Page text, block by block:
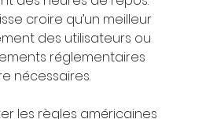
croire qu’un meilleur
des utilisateurs ou
réglementaires
nécessaires.
les règles américaines